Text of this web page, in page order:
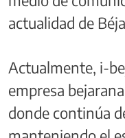
actualidad de
Actualmente, i-
empresa bejarana
donde continúa